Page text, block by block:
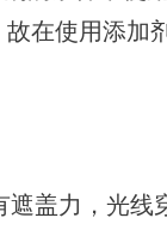
在使用添
盖力，光